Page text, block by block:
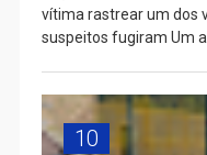
vítima rastrear um dos
suspeitos fugiram Um
10